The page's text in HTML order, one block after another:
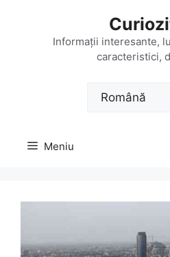
Informații interesante,
caracteristici,
Alege
Meniu